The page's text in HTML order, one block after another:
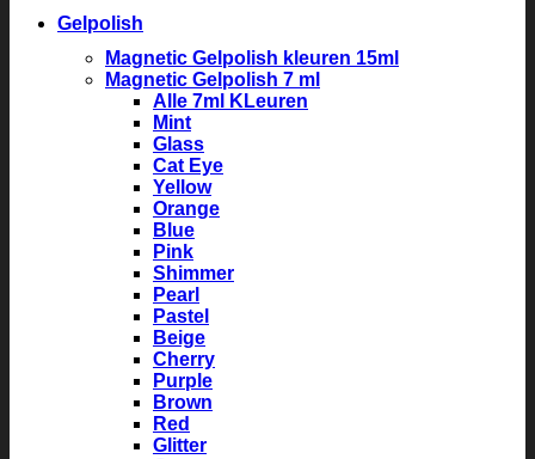
Gelpolish
Magnetic Gelpolish kleuren 15ml
Magnetic Gelpolish 7 ml
Alle 7ml KLeuren
Mint
Glass
Cat Eye
Yellow
Orange
Blue
Pink
Shimmer
Pearl
Pastel
Beige
Cherry
Purple
Brown
Red
Glitter